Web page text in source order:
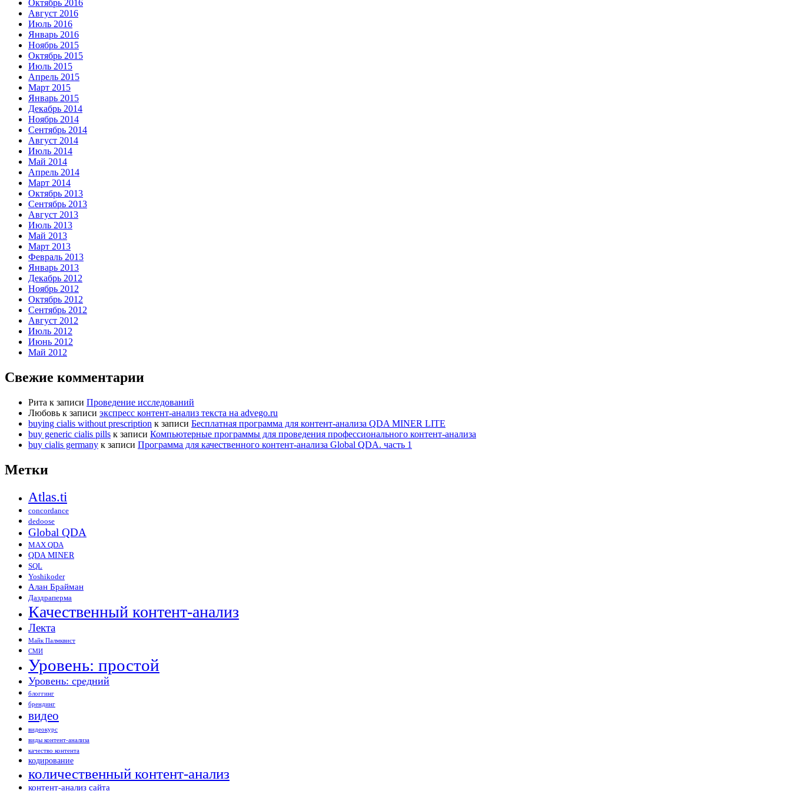
Октябрь 2016
Август 2016
Июль 2016
Январь 2016
Ноябрь 2015
Октябрь 2015
Июль 2015
Апрель 2015
Март 2015
Январь 2015
Декабрь 2014
Ноябрь 2014
Сентябрь 2014
Август 2014
Июль 2014
Май 2014
Апрель 2014
Март 2014
Октябрь 2013
Сентябрь 2013
Август 2013
Июль 2013
Май 2013
Март 2013
Февраль 2013
Январь 2013
Декабрь 2012
Ноябрь 2012
Октябрь 2012
Сентябрь 2012
Август 2012
Июль 2012
Июнь 2012
Май 2012
Свежие комментарии
Рита к записи Проведение исследований
Любовь к записи экспресс контент-анализ текста на advego.ru
buying cialis without prescription к записи Бесплатная программа для контент-анализа QDA MINER LITE
buy generic cialis pills к записи Компьютерные программы для проведения профессионального контент-анализа
buy cialis germany к записи Программа для качественного контент-анализа Global QDA. часть 1
Метки
Atlas.ti
concordance
dedoose
Global QDA
MAX QDA
QDA MINER
SQL
Yoshikoder
Алан Брайман
Даздраперма
Качественный контент-анализ
Лекта
Майк Палмквист
СМИ
Уровень: простой
Уровень: средний
блоггинг
брендинг
видео
видеокурс
виды контент-анализа
качество контента
кодирование
количественный контент-анализ
контент-анализ сайта